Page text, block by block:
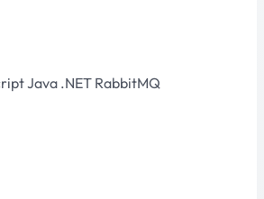
Java .NET RabbitMQ